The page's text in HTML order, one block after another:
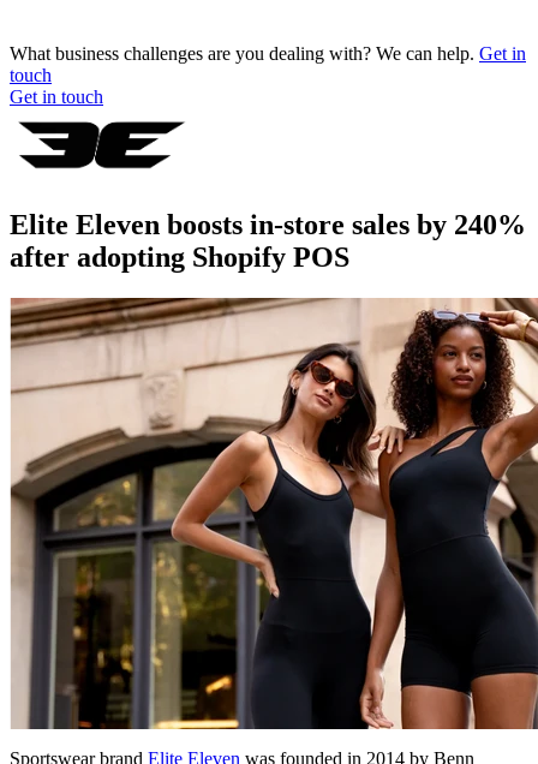
What business challenges are you dealing with? We can help. Get in
touch
Get in touch
Elite Eleven boosts in-store sales by 240%
after adopting Shopify POS
Sportswear brand Elite Eleven was founded in 2014 by Benn